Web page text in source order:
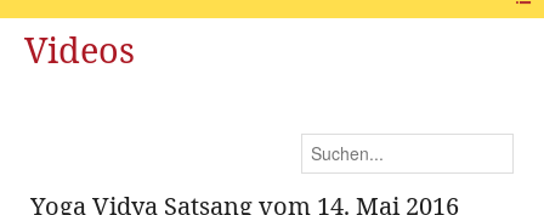
Videos
Yoga Vidya Satsang vom 14. Mai 2016